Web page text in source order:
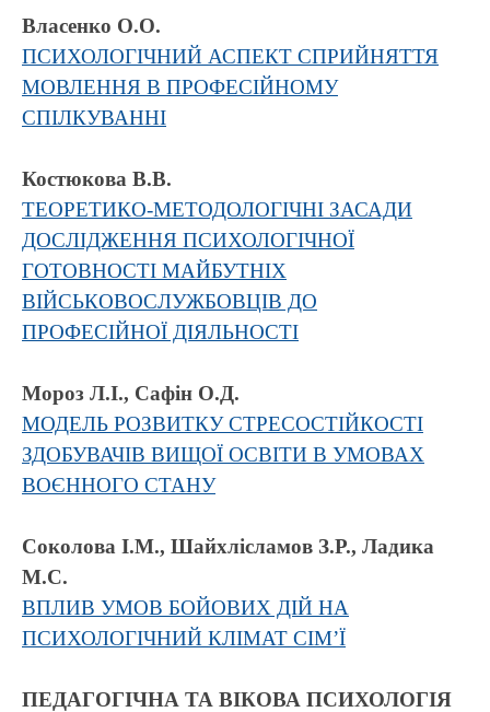
Власенко О.О.
ПСИХОЛОГІЧНИЙ АСПЕКТ СПРИЙНЯТТЯ
МОВЛЕННЯ В ПРОФЕСІЙНОМУ
СПІЛКУВАННІ
Костюкова В.В.
ТЕОРЕТИКО-МЕТОДОЛОГІЧНІ ЗАСАДИ
ДОСЛІДЖЕННЯ ПСИХОЛОГІЧНОЇ
ГОТОВНОСТІ МАЙБУТНІХ
ВІЙСЬКОВОСЛУЖБОВЦІВ ДО
ПРОФЕСІЙНОЇ ДІЯЛЬНОСТІ
Мороз Л.І., Сафін О.Д.
МОДЕЛЬ РОЗВИТКУ СТРЕСОСТІЙКОСТІ
ЗДОБУВАЧІВ ВИЩОЇ ОСВІТИ В УМОВАХ
ВОЄННОГО СТАНУ
Соколова І.М., Шайхлісламов З.Р., Ладика
М.С.
ВПЛИВ УМОВ БОЙОВИХ ДІЙ НА
ПСИХОЛОГІЧНИЙ КЛІМАТ СІМ’Ї
ПЕДАГОГІЧНА ТА ВІКОВА ПСИХОЛОГІЯ